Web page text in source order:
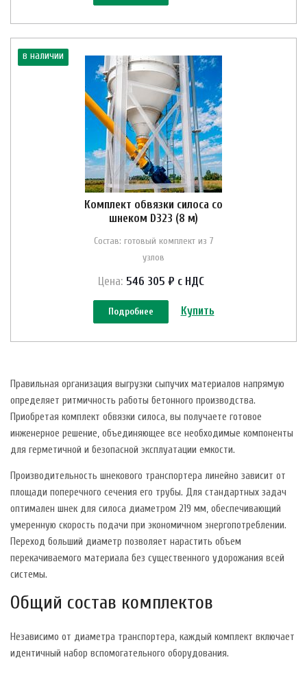
в наличии
Комплект обвязки силоса со
шнеком D323 (8 м)
Состав: готовый комплект из 7
узлов
Цена: 546 305 ₽ с НДС
Подробнее Купить
Правильная организация выгрузки сыпучих материалов напрямую
определяет ритмичность работы бетонного производства.
Приобретая комплект обвязки силоса, вы получаете готовое
инженерное решение, объединяющее все необходимые компоненты
для герметичной и безопасной эксплуатации емкости.
Производительность шнекового транспортера линейно зависит от
площади поперечного сечения его трубы. Для стандартных задач
оптимален шнек для силоса диаметром 219 мм, обеспечивающий
умеренную скорость подачи при экономичном энергопотреблении.
Переход больший диаметр позволяет нарастить объем
перекачиваемого материала без существенного удорожания всей
системы.
Общий состав комплектов
Независимо от диаметра транспортера, каждый комплект включает
идентичный набор вспомогательного оборудования.